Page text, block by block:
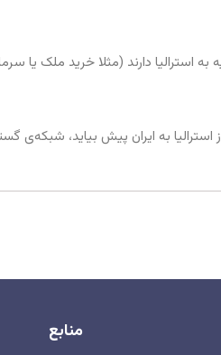
به استرالیا دارند (مثلا خرید ملک
استرالیا به ایران پیش بیاید،
منابع